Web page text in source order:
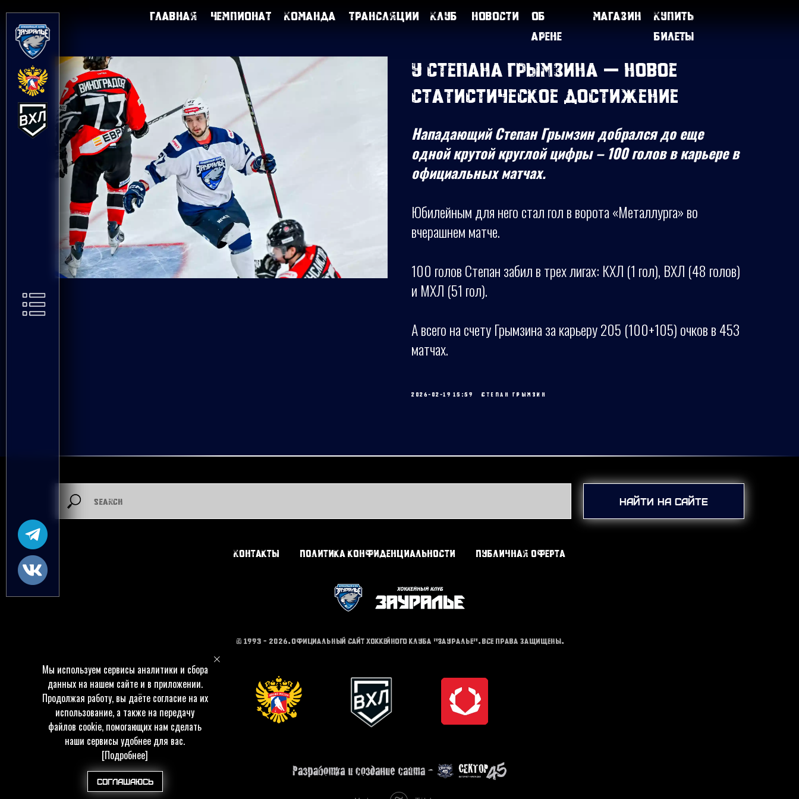
Главная Чемпионат Команда Трансляции Клуб Новости
Об
арене
Магазин
Купить
билеты
Мы используем сервисы аналитики и сбора
данных на нашем сайте и в приложении.
Продолжая работу, вы даёте согласие на их
использование, а также на передачу
файлов cookie, помогающих нам сделать
наши сервисы удобнее для вас.
[Подробнее]
Соглашаюсь
У Степана Грымзина — новое
статистическое достижение
Нападающий Степан Грымзин добрался до еще
одной крутой круглой цифры – 100 голов в карьере в
официальных матчах.
Юбилейным для него стал гол в ворота «Металлурга» во
вчерашнем матче.
100 голов Степан забил в трех лигах: КХЛ (1 гол), ВХЛ (48 голов)
и МХЛ (51 гол).
А всего на счету Грымзина за карьеру 205 (100+105) очков в 453
матчах.
2026-02-19 15:59 СТЕПАН ГРЫМЗИН
Найти на сайте
Контакты Политика конфиденциальности Публичная оферта
© 1993 - 2026. Официальный сайт хоккейного клуба "Зауралье". Все права защищены.